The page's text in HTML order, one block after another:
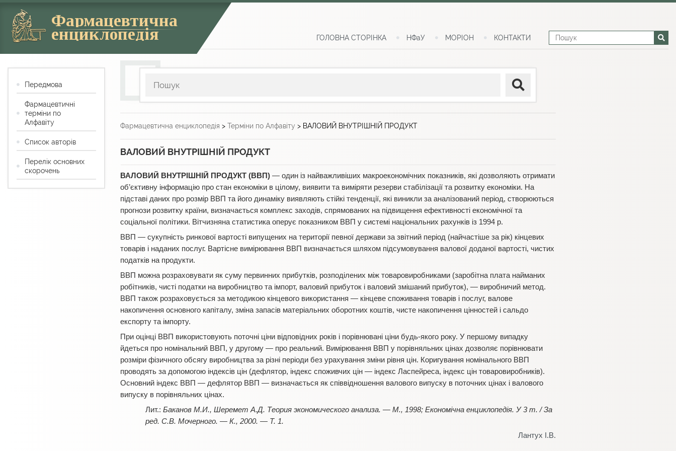
Фармацевтична
енциклопедія ГОЛОВНА СТОРІНКА НФаУ МОРІОН КОНТАКТИ
Фармацевтична енциклопедія > Терміни по Алфавіту > ВАЛОВИЙ ВНУТРІШНІЙ ПРОДУКТ
ВАЛОВИЙ ВНУТРІШНІЙ ПРОДУКТ
ВАЛОВИЙ ВНУТРІШНІЙ ПРОДУКТ (ВВП) — один із найважливіших макроекономічних показників, які дозволяють отримати
об’єктивну інформацію про стан економіки в цілому, виявити та виміряти резерви стабілізації та розвитку економіки. На
підставі даних про розмір ВВП та його динаміку виявляють стійкі тенденції, які виникли за аналізований період, створюються
прогнози розвитку країни, визначається комплекс заходів, спрямованих на підвищення ефективності економічної та
соціальної політики. Вітчизняна статистика оперує показником ВВП у системі національних рахунків із 1994 р.
ВВП — сукупність ринкової вартості випущених на території певної держави за звітний період (найчастіше за рік) кінцевих
товарів і наданих послуг. Вартісне вимірювання ВВП визначається шляхом підсумовування валової доданої вартості, чистих
податків на продукти.
ВВП можна розраховувати як суму первинних прибутків, розподілених між товаровиробниками (заробітна плата найманих
робітників, чисті податки на виробництво та імпорт, валовий прибуток і валовий змішаний прибуток), — виробничий метод.
ВВП також розраховується за методикою кінцевого використання — кінцеве споживання товарів і послуг, валове
накопичення основного капіталу, зміна запасів матеріальних оборотних коштів, чисте накопичення цінностей і сальдо
експорту та імпорту.
При оцінці ВВП використовують поточні ціни відповідних років і порівнювані ціни будь-якого року. У першому випадку
йдеться про номінальний ВВП, у другому — про реальний. Вимірювання ВВП у порівняльних цінах дозволяє порівнювати
розміри фізичного обсягу виробництва за різні періоди без урахування зміни рівня цін. Коригування номінального ВВП
проводять за допомогою індексів цін (дефлятор, індекс споживчих цін — індекс Ласпейреса, індекс цін товаровиробників).
Основний індекс ВВП — дефлятор ВВП — визначається як співвідношення валового випуску в поточних цінах і валового
випуску в порівняльних цінах.
Баканов М.И., Шеремет А.Д. Теория экономического анализа. — М., 1998; Економічна енциклопедія. У 3 т. / За
ред. С.В. Мочерного. — К., 2000. — Т. 1.
Лантух І.В.
Передмова
Фармацевтичні
терміни по
Алфавіту
Список авторів
Перелік основних
скорочень